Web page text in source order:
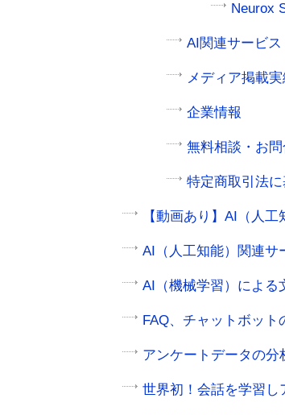
Neurox
AI関連サービ
メディア掲載
企業情報
無料相談・お
特定商取引法
【動画あり】AI（人
AI（人工知能）関連サ
AI（機械学習）による
FAQ、チャットボッ
アンケートデータの分
世界初！会話を学習し